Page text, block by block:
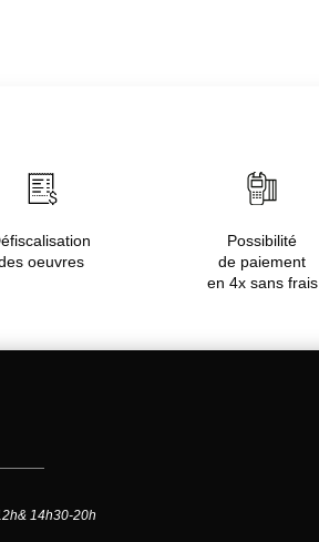
oeuvres
Possibilité
de paiement
en 4x sans frais
14h30-20h